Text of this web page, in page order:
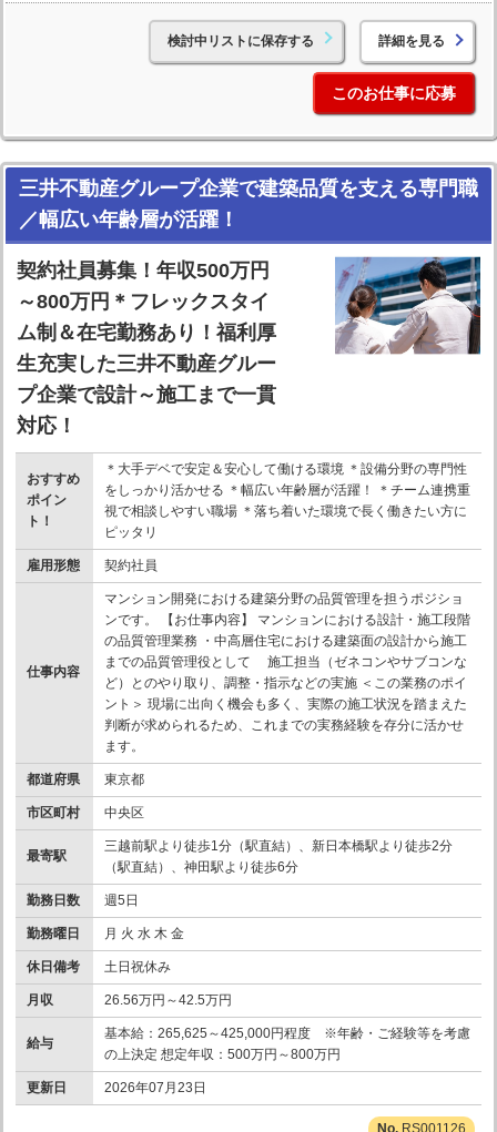
検討中リストに保存する 詳細を見る
このお仕事に応募
三井不動産グループ企業で建築品質を支える専門職
／幅広い年齢層が活躍！
契約社員募集！年収500万円
～800万円＊フレックスタイ
ム制＆在宅勤務あり！福利厚
生充実した三井不動産グルー
プ企業で設計～施工まで一貫
対応！
おすすめ
ポイン
ト！
＊大手デベで安定＆安心して働ける環境 ＊設備分野の専門性
をしっかり活かせる ＊幅広い年齢層が活躍！ ＊チーム連携重
視で相談しやすい職場 ＊落ち着いた環境で長く働きたい方に
ピッタリ
雇用形態 契約社員
仕事内容
マンション開発における建築分野の品質管理を担うポジショ
ンです。 【お仕事内容】 マンションにおける設計・施工段階
の品質管理業務 ・中高層住宅における建築面の設計から施工
までの品質管理役として 施工担当（ゼネコンやサブコンな
ど）とのやり取り、調整・指示などの実施 ＜この業務のポイ
ント＞ 現場に出向く機会も多く、実際の施工状況を踏まえた
判断が求められるため、これまでの実務経験を存分に活かせ
ます。
都道府県 東京都
市区町村 中央区
最寄駅
三越前駅より徒歩1分（駅直結）、新日本橋駅より徒歩2分
（駅直結）、神田駅より徒歩6分
勤務日数 週5日
勤務曜日 月 火 水 木 金
休日備考 土日祝休み
月収 26.56万円～42.5万円
給与
基本給：265,625～425,000円程度 ※年齢・ご経験等を考慮
の上決定 想定年収：500万円～800万円
更新日 2026年07月23日
RS001126